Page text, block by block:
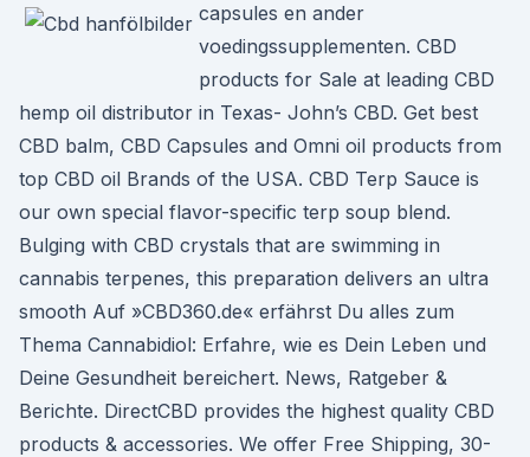
capsules en ander
voedingssupplementen. CBD
products for Sale at leading CBD
hemp oil distributor in Texas- John’s CBD. Get best
CBD balm, CBD Capsules and Omni oil products from
top CBD oil Brands of the USA. CBD Terp Sauce is
our own special flavor-specific terp soup blend.
Bulging with CBD crystals that are swimming in
cannabis terpenes, this preparation delivers an ultra
smooth Auf »CBD360.de« erfährst Du alles zum
Thema Cannabidiol: Erfahre, wie es Dein Leben und
Deine Gesundheit bereichert. News, Ratgeber &
Berichte. DirectCBD provides the highest quality CBD
products & accessories. We offer Free Shipping, 30-